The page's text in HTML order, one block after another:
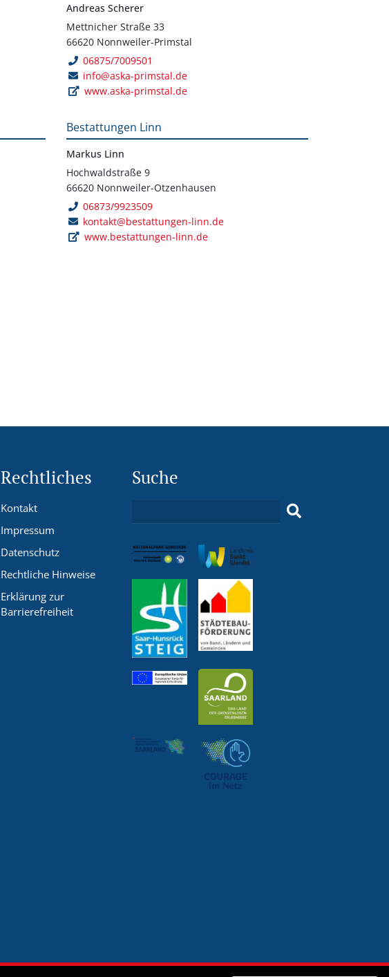
Andreas Scherer
Mettnicher Straße 33
66620 Nonnweiler-Primstal
06875/7009501
info@aska-primstal.de
www.aska-primstal.de
Bestattungen Linn
Markus Linn
Hochwaldstraße 9
66620 Nonnweiler-Otzenhausen
06873/9923509
kontakt@bestattungen-linn.de
www.bestattungen-linn.de
Rechtliches
Kontakt
Impressum
Datenschutz
Rechtliche Hinweise
Erklärung zur
Barrierefreiheit
Suche